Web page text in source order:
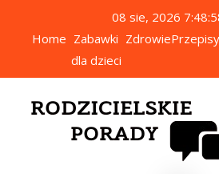
08 sie, 2026
Home Zabawki
dla dzieci
Zdrowie